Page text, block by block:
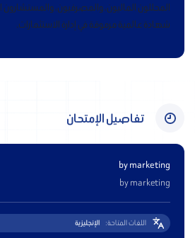
المحللون الماليون، والمصرفيون،
شهادة عالمية مرموقة في إدارة الاستثمارات.
تفاصيل الإمتحان
by marketing
by marketing
اللغات المتاحة: الإنجليزية